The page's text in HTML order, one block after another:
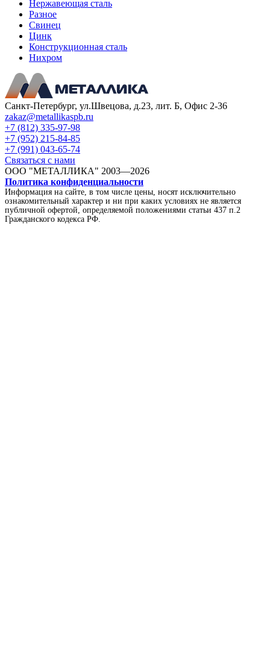
Нержавеющая сталь
Разное
Свинец
Цинк
Конструкционная сталь
Нихром
Санкт-Петербург, ул.Швецова, д.23, лит. Б, Офис 2-36
zakaz@metallikaspb.ru
+7 (812) 335-97-98
+7 (952) 215-84-85
+7 (991) 043-65-74
Связаться с нами
ООО "МЕТАЛЛИКА" 2003—2026
Политика конфиденциальности
Информация на сайте, в том числе цены, носят исключительно
ознакомительный характер и ни при каких условиях не является
публичной офертой, определяемой положениями статьи 437 п.2
Гражданского кодекса РФ.